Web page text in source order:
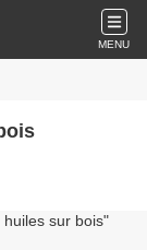
MENU